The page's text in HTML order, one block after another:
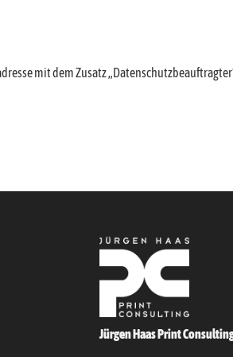
mit dem Zusatz
Jürgen Haas Print